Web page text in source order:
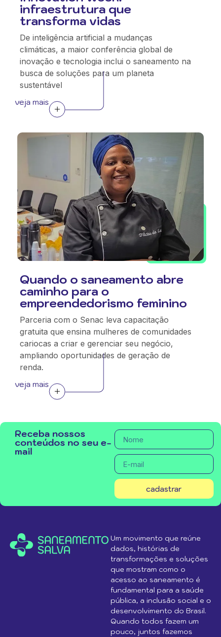
infraestrutura que
transforma vidas
De inteligência artificial a mudanças
climáticas, a maior conferência global de
inovação e tecnologia inclui o saneamento na
busca de soluções para um planeta
sustentável
veja mais
Quando o saneamento abre
caminho para o
empreendedorismo feminino
Parceria com o Senac leva capacitação
gratuita que ensina mulheres de comunidades
cariocas a criar e gerenciar seu negócio,
ampliando oportunidades de geração de
renda.
veja mais
Receba nossos
conteúdos no seu e-
mail
cadastrar
Um movimento que reúne
dados, histórias de
transformações e soluções
que mostram como o
acesso ao saneamento é
fundamental para a saúde
pública, a inclusão social e o
desenvolvimento do Brasil.
Quando todos fazem um
pouco, juntos fazemos